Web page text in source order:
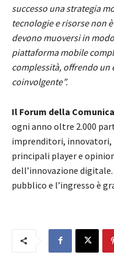
successo una strategia
tecnologie e risorse non
devono muoversi in
piattaforma mobile
complessità, offrendo un
coinvolgente”.
Il Forum della
ogni anno oltre 2.000
imprenditori,
principali player e
dell’innovazione
pubblico e l’ingresso è